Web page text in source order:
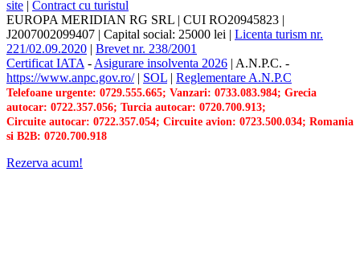
site | Contract cu turistul
EUROPA MERIDIAN RG SRL | CUI RO20945823 |
J2007002099407 | Capital social: 25000 lei | Licenta turism nr.
221/02.09.2020 | Brevet nr. 238/2001
Certificat IATA - Asigurare insolventa 2026 | A.N.P.C. -
https://www.anpc.gov.ro/| SOL | Reglementare A.N.P.C
Telefoane urgente: 0729.555.665; Vanzari: 0733.083.984; Grecia
autocar: 0722.357.056; Turcia autocar: 0720.700.913;
Circuite autocar: 0722.357.054; Circuite avion: 0723.500.034; Romania
si B2B: 0720.700.918
Rezerva acum!